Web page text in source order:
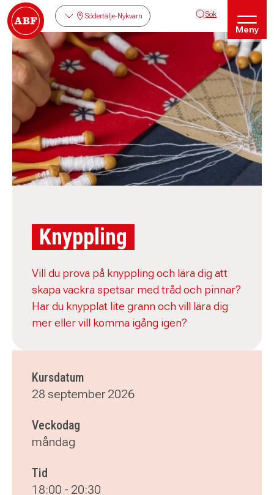
Södertälje-Nykvarn Sök
Meny
Knyppling
Vill du prova på knyppling och lära dig att
skapa vackra spetsar med tråd och pinnar?
Har du knypplat lite grann och vill lära dig
mer eller vill komma igång igen?
Kursdatum
28 september 2026
Veckodag
måndag
Tid
18:00 - 20:30